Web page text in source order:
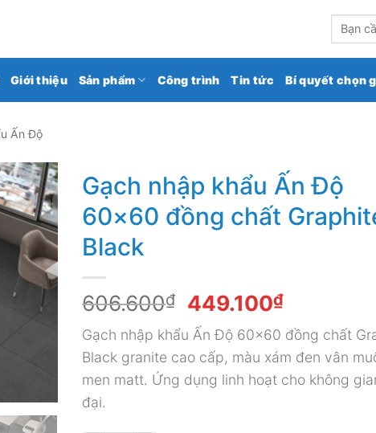
Tìm
kiếm:
Giới thiệu Sản phẩm Công trình Tin tức Bí quyết chọn
Ấn Độ
Gạch nhập khẩu Ấn Độ
60×60 đồng chất
Black
606.600₫
Giá
gốc
là:
606.600₫.
449.100₫Giá
hiện
tại
là:
Gạch nhập khẩu Ấn Độ 60×60 đồng chất
Black granite cao cấp, màu xám đen vân
men matt. Ứng dụng linh hoạt cho không
đại.